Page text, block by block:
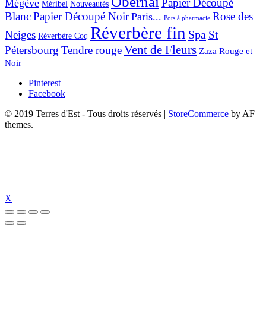
Mégève Méribel Nouveautés
Papier Découpé
BlancPapier Découpé Noir Paris... Pots à pharmacie Rose des
Neiges Réverbère Coq Réverbère fin Spa St
Pétersbourg Tendre rougeVent de Fleurs Zaza Rouge et
Noir
Pinterest
Facebook
© 2019 Terres d'Est - Tous droits réservés
StoreCommerce by AF
themes.
X